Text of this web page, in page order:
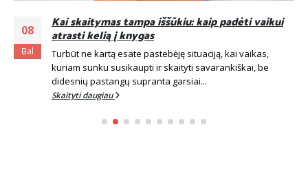
08
Bal
Kai skaitymas tampa iššūkiu: kaip padėti vaikui
atrasti kelią į knygas
Turbūt ne kartą esate pastebėję situaciją, kai vaikas,
kuriam sunku susikaupti ir skaityti savarankiškai, be
didesnių pastangų supranta garsiai...
Skaityti daugiau